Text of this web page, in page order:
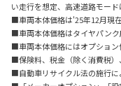
い走行を想定、高速道路モー
■車両本体価格は'25年12月現
■車両本体価格はタイヤパンク
■車両本体価格にはオプション
■保険料、税金（除く消費税）
■自動車リサイクル法の施行に